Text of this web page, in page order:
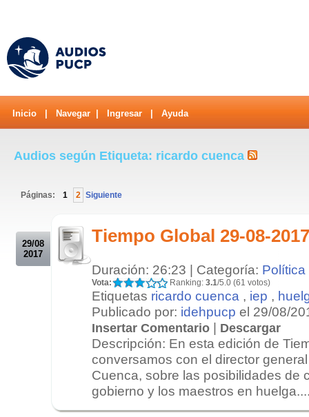
Inicio Navegar Ingresar Ayuda
Audios según Etiqueta: ricardo cuenca
Páginas: 1 2 Siguiente
29/08
2017
Tiempo Global 29-08-
Duración: 26:23 | Categoría: Política
Vota: Ranking: 3.1/5.0 (61 votos)
Etiquetas ricardo cuenca , iep ,
Publicado por: idehpucp el 29/08/
Insertar Comentario | Descargar
Descripción: En esta edición de
conversamos con el director
Cuenca, sobre las posibilidades de
gobierno y los maestros en